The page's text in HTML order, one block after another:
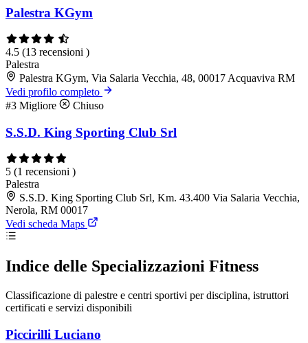
Palestra KGym
4.5 (13 recensioni )
Palestra
Palestra KGym, Via Salaria Vecchia, 48, 00017 Acquaviva RM
Vedi profilo completo
#3 Migliore Chiuso
S.S.D. King Sporting Club Srl
5 (1 recensioni )
Palestra
S.S.D. King Sporting Club Srl, Km. 43.400 Via Salaria Vecchia,
Nerola, RM 00017
Vedi scheda Maps
Indice delle Specializzazioni Fitness
Classificazione di palestre e centri sportivi per disciplina, istruttori
certificati e servizi disponibili
Piccirilli Luciano